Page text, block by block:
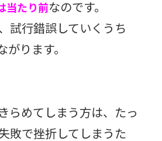
当たり前なのです。
試行錯誤していくうち
がります。
らめてしまう方は、たっ
敗で挫折してしまうた